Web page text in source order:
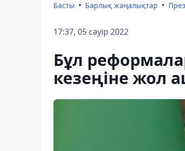
Басты Барлық жаңалықтар
17:37, 05 сәуір 2022
Бұл
кезеңіне жол